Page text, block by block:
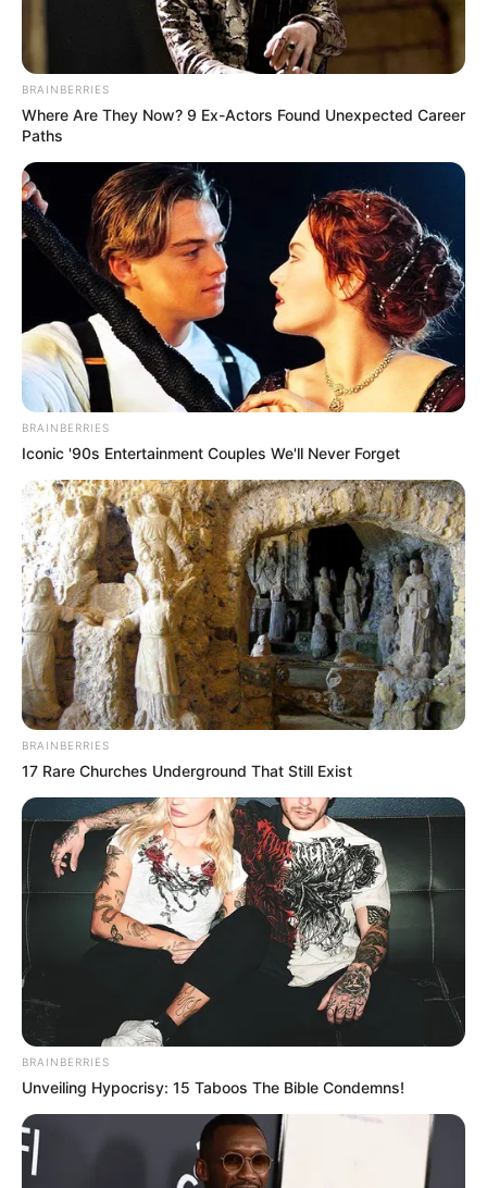
BRAINBERRIES
Where Are They Now? 9 Ex-Actors Found Unexpected Career
Paths
BRAINBERRIES
Iconic '90s Entertainment Couples We'll Never Forget
BRAINBERRIES
17 Rare Churches Underground That Still Exist
BRAINBERRIES
Unveiling Hypocrisy: 15 Taboos The Bible Condemns!